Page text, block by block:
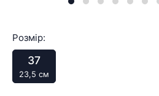
Розмір:
37
23,5 см